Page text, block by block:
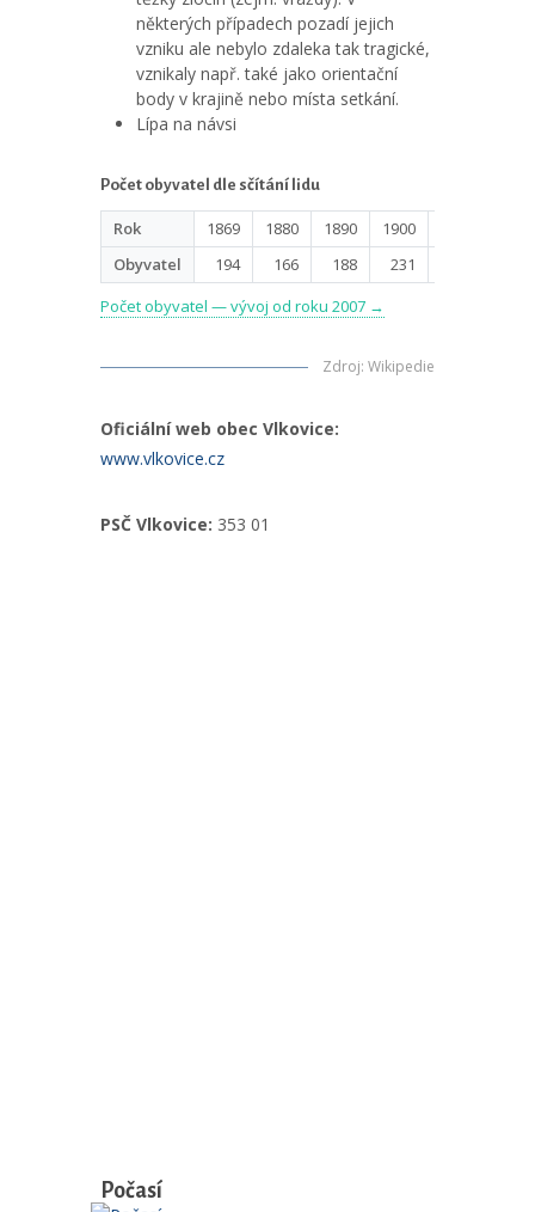
některých případech pozadí jejich
vzniku ale nebylo zdaleka tak tragické,
vznikaly např. také jako orientační
body v krajině nebo místa setkání.
Lípa na návsi
Počet obyvatel dle sčítání lidu
Rok 1869 1880 1890 1900
Obyvatel
194 166 188 231
Počet obyvatel — vývoj od roku 2007 →
Zdroj: Wikipedie
Oficiální web obec Vlkovice:
www.vlkovice.cz
PSČ Vlkovice: 353 01
Počasí